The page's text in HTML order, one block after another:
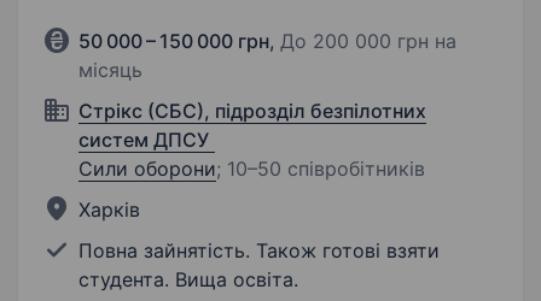
50 000 – 150 000 грн, До 200 000 грн на
місяць
Стрікс (СБС), підрозділ безпілотних
систем ДПСУ
Сили оборони; 10–50 співробітників
Харків
Повна зайнятість. Також готові взяти
студента. Вища освіта.